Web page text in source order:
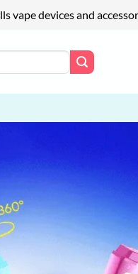
vape devices and